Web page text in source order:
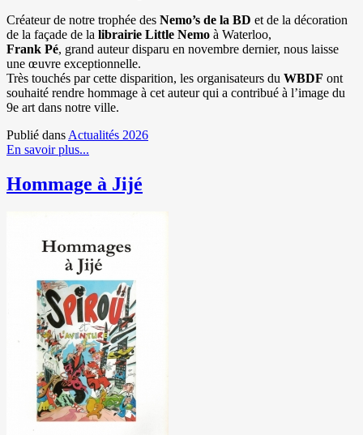
Créateur de notre trophée des Nemo’s de la BD et de la décoration
de la façade de la librairie Little Nemo à Waterloo,
Frank Pé, grand auteur disparu en novembre dernier, nous laisse
une œuvre exceptionnelle.
Très touchés par cette disparition, les organisateurs du WBDF ont
souhaité rendre hommage à cet auteur qui a contribué à l’image du
9e art dans notre ville.
Publié dans Actualités 2026
En savoir plus...
Hommage à Jijé